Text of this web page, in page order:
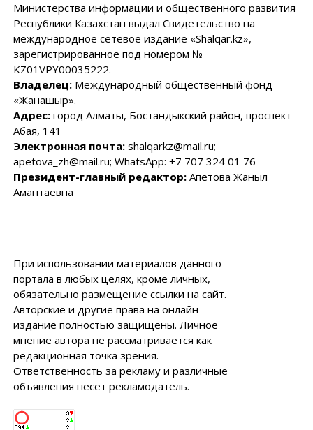
Министерства информации и общественного развития
Республики Казахстан выдал Свидетельство на
международное сетевое издание «Shalqar.kz»,
зарегистрированное под номером №
KZ01VPY00035222.
Владелец:Международный общественный фонд
«Жанашыр».
Адрес:город Алматы, Бостандыкский район, проспект
Абая, 141
Электронная почта:shalqarkz@mail.ru;
apetova_zh@mail.ru; WhatsApp: +7 707 324 01 76
Президент-главный редактор:Апетова Жаныл
Амантаевна
При использовании материалов данного
портала в любых целях, кроме личных,
обязательно размещение ссылки на сайт.
Авторские и другие права на онлайн-
издание полностью защищены. Личное
мнение автора не рассматривается как
редакционная точка зрения.
Ответственность за рекламу и различные
объявления несет рекламодатель.